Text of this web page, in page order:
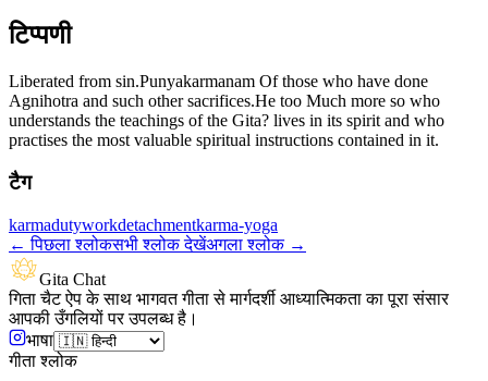
टिप्पणी
Liberated from sin.Punyakarmanam Of those who have done
Agnihotra and such other sacrifices.He too Much more so who
understands the teachings of the Gita? lives in its spirit and who
practises the most valuable spiritual instructions contained in it.
टैग
karmadutyworkdetachmentkarma-yoga
←पिछला श्लोकसभी श्लोक देखेंअगला श्लोक→
Gita Chat
गिता चैट ऐप के साथ भागवत गीता से मार्गदर्शी आध्यात्मिकता का पूरा संसार
आपकी उँगलियों पर उपलब्ध है।
भाषा
गीता श्लोक